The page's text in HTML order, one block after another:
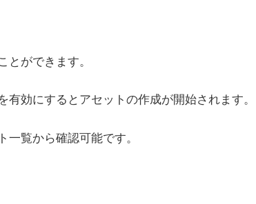
ができます。
効にするとアセットの作成が開始されます。
覧から確認可能です。